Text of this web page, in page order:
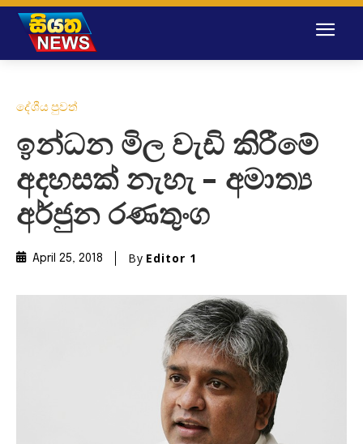
දේශීය පුවත්
ඉන්ධන මිල වැඩි කිරීමේ
අදහසක් නැහැ – අමාත්‍ය
අර්ජුන රණතුංග
April 25, 2018 By Editor 1